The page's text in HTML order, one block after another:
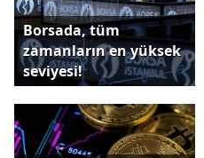
Borsada, tüm
zamanların en yüksek
seviyesi!